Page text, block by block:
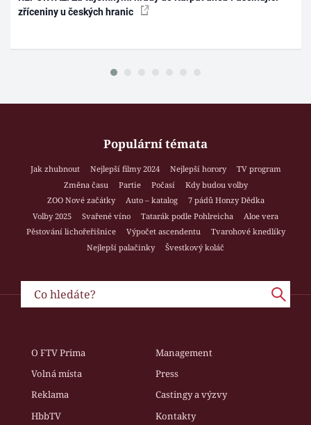
zříceniny u českých hranic
Populární témata
Jak zhubnout Nejlepší filmy 2024 Nejlepší horory
TV program
Změna času
Partie Počasí
Kdy budou volby
ZOO Nové začátky
Auto – katalog
7 pádů Honzy Dědka
Volby 2025
Svařené víno Tatarák podle Pohlreicha
Aloe vera
Pěstování lichořeřišnice
Výpočet ascendentu
Tvarohové knedlíky
Nejlepší palačinky
Švestkový koláč
O FTV Prima
Management
Volná místa
Press
Reklama
Castingy a výzvy
HbbTV
Kontakty